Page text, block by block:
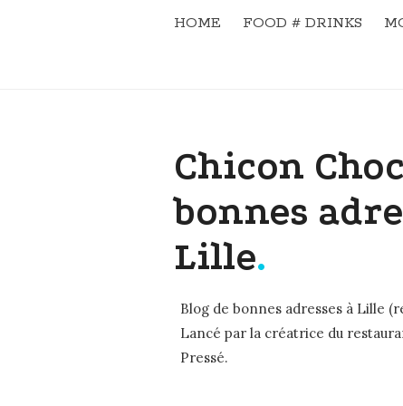
HOME FOOD # DRINKS
Chicon
bonnes
Lille.
Blog de bonnes adresses à Lille
Lancé par la créatrice du
Pressé.